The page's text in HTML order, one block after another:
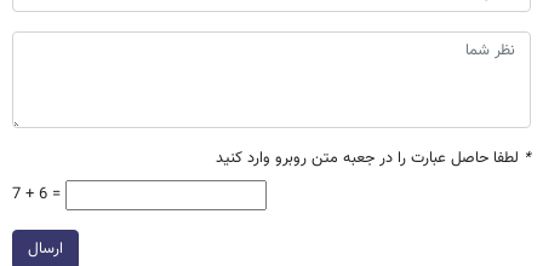
* لطفا حاصل عبارت را در جعبه متن روبرو وارد کنید
7 + 6 =
ارسال